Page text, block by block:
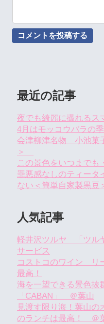
最近の記事
夜でも綺麗に撮れるス
4月はモッコウバラの
会津柳津名物 小池菓
＞
この景色をいつまでも
罪悪感なしのティータ
ない＜簡単自家製黒豆
人気記事
軽井沢ツルヤ 「ツル
サービス
コストコのワイン リ
最高！
海を一望できる景色
「CABAN」 ＠葉山
見渡す限り海！葉山の
のランチは最高！ ＠